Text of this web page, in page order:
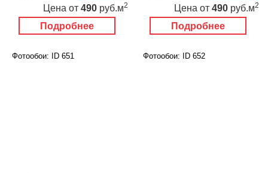
Подробнее
Цена от 490 руб.м2
Подробнее
Цена от 490 руб.м2
Фотообои: ID 651 Фотообои: ID 652